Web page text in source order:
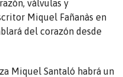
válvulas y
Miquel Fañanàs en
del corazón desde
Miquel Santaló habrá un